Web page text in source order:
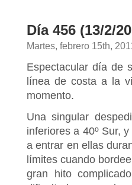
Día 456 (13/2/
Martes, febrero 15th,
Espectacular día de
línea de costa a la
momento.
Una singular
inferiores a 40º Sur,
a entrar en ellas
límites cuando
gran hito